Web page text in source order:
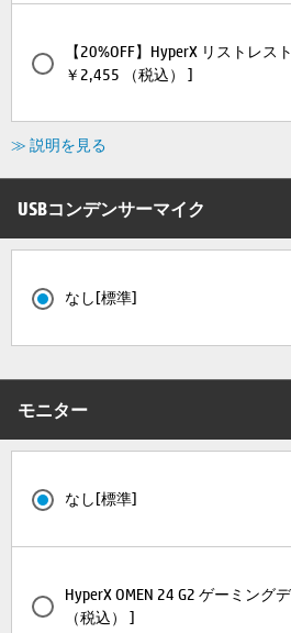
【20%OFF】HyperX リストレ
￥2,455 （税込） ]
≫ 説明を見る
USBコンデンサーマイク
なし[標準]
モニター
なし[標準]
HyperX OMEN 24 G2 ゲーミング
（税込） ]